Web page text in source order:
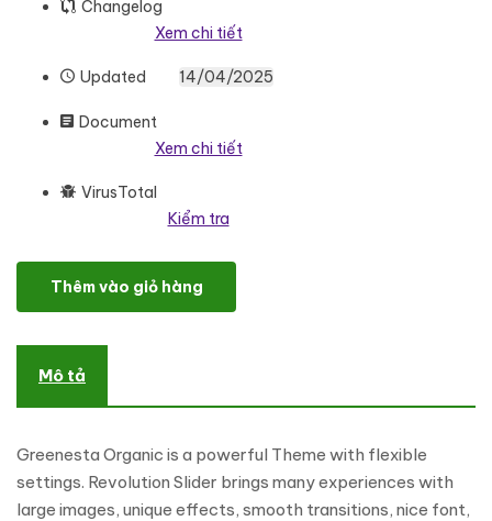
Changelog
Xem chi tiết
Updated 14/04/2025
Document
Xem chi tiết
VirusTotal
Kiểm tra
Greenesta Organic - Food & Grocery Store WooCommerce
Thêm vào giỏ hàng
Mô tả
Greenesta Organic is a powerful Theme with flexible
settings. Revolution Slider brings many experiences with
large images, unique effects, smooth transitions, nice font,